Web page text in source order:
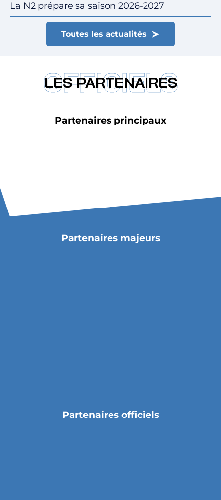
Toutes les actualités
La N2 prépare sa saison 2026-2027
OFFICIELS
LES PARTENAIRES
Partenaires principaux
Partenaires majeurs
Partenaires officiels